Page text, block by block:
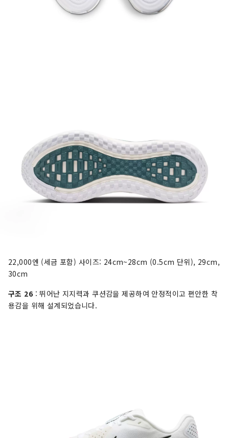
22,000엔 (세금 포함) 사이즈: 24cm~28cm (0.5cm 단위), 29cm,
30cm
구조 26 : 뛰어난 지지력과 쿠션감을 제공하여 안정적이고 편안한 착
용감을 위해 설계되었습니다.